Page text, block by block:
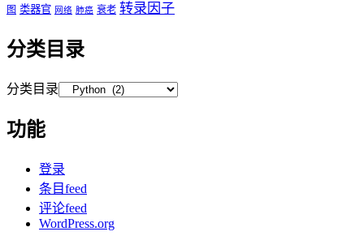
图 类器官 网络 肺癌 衰老 转录因子
分类目录
分类目录
功能
登录
条目feed
评论feed
WordPress.org